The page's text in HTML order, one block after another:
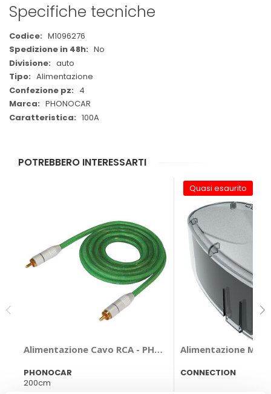
Specifiche tecniche
Maggiori
Informazioni
M1096276
No
auto
Alimentazione
4
PHONOCAR
100A
POTREBBERO INTERESSARTI
Alimentazione Cavo RCA - PHONOCAR
PHONOCAR
200cm
Quasi esaurito
Alimentazione
CONNECTION